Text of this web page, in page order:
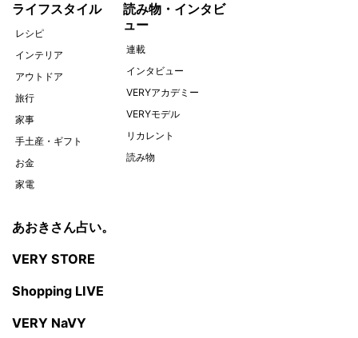
ライフスタイル
レシピ
インテリア
アウトドア
旅行
家事
手土産・ギフト
お金
家電
読み物・インタビ
ュー
連載
インタビュー
VERYアカデミー
VERYモデル
リカレント
読み物
あおきさん占い。
VERY STORE
Shopping LIVE
VERY NaVY